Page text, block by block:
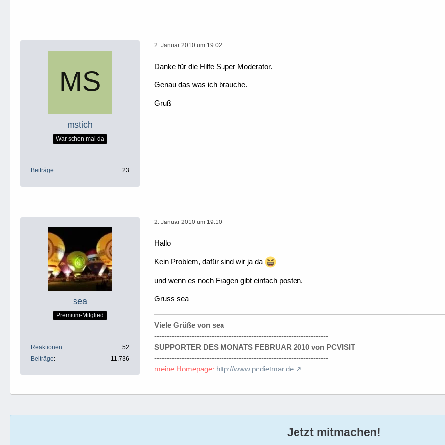
mstich
War schon mal da
Beiträge 23
2. Januar 2010 um 19:02
Danke für die Hilfe Super Moderator.
Genau das was ich brauche.
Gruß
sea
Premium-Mitglied
Reaktionen
52
Beiträge
11.736
2. Januar 2010 um 19:10
Hallo
Kein Problem, dafür sind wir ja da
und wenn es noch Fragen gibt einfach posten.
Gruss sea
Viele Grüße von sea
----------------------------------------------------------------------
SUPPORTER DES MONATS FEBRUAR 2010 von PCVISIT
----------------------------------------------------------------------
meine Homepage: http://www.pcdietmar.de
Jetzt mitmachen!